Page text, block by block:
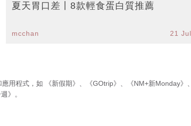
夏天胃口差丨8款輕食蛋白質推薦
mcchan 21 Jul
用程式，如 《新假期》 、 《GOtrip》 、 《NM+新Monday》 、
》 。